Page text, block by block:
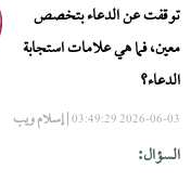
توقفت عن الدعاء بتخصص
معين، فما هي علامات استجابة
الدعاء؟
2026-06-03 03:49:29 | إسلام ويب
السؤال: